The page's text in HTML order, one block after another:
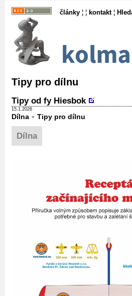
články ¦ ¦ kontakt¦
Tipy pro dílnu
Tipy od fy Hiesbok
15.1.2026
Dílna - Tipy pro dílnu
Dílna